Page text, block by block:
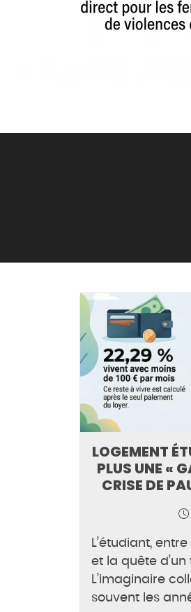
LOGEMENT
PLUS UNE «
CRISE DE
L’étudiant,
et la quête
L’imaginaire
souvent les